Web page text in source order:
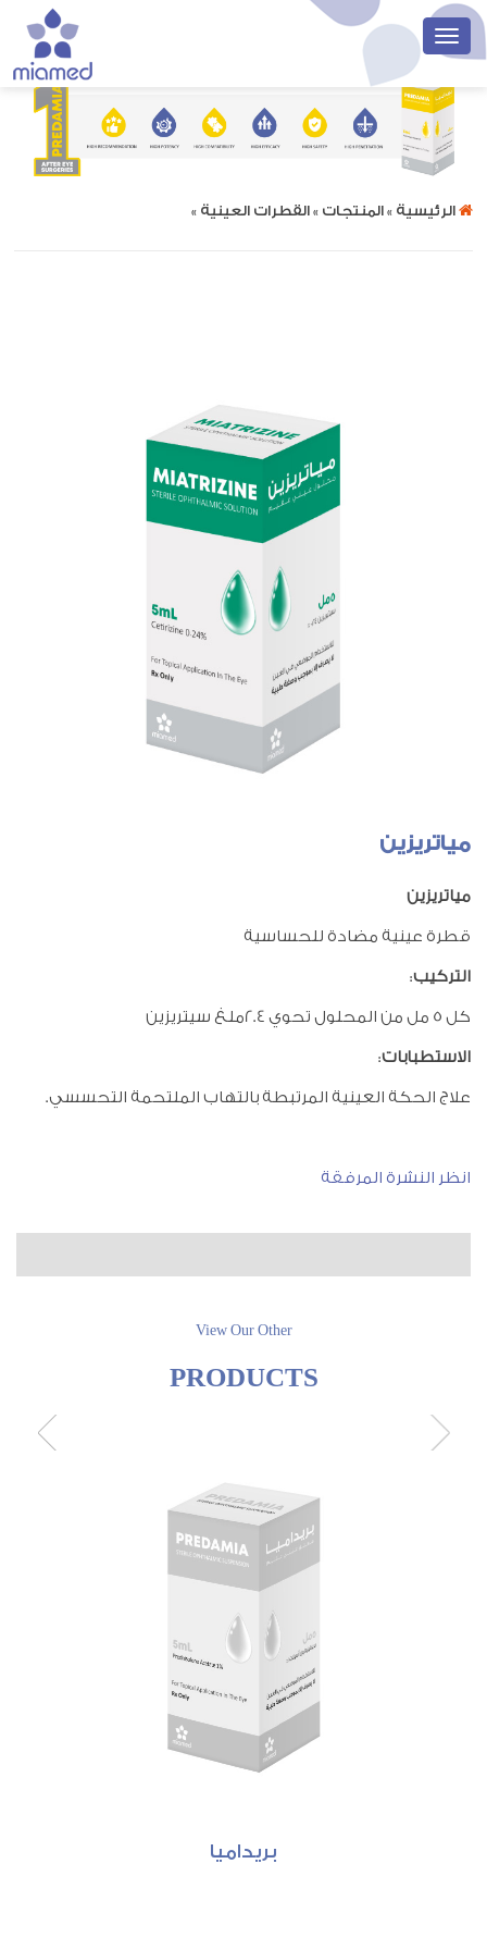
الرئيسية » المنتجات » القطرات العينية »
مياتريزين
مياتريزين
قطرة عينية مضادة للحساسية
التركيب:
كل 5 مل من المحلول تحوي 2.4ملغ سيتريزين
الاستطبابات:
علاج الحكة العينية المرتبطة بالتهاب الملتحمة التحسسي.
انظر النشرة المرفقة
View Our Other
PRODUCTS
بريداميا